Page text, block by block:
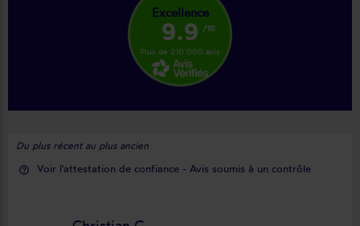
Excellence
9.9 /10
Plus de 210 000 avis
Du plus récent au plus ancien
help_outline Voir l'attestation de confiance - Avis soumis à un contrôle